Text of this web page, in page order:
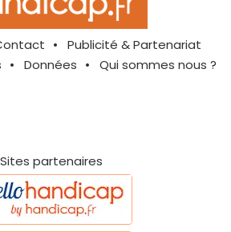
Publicité & Partenariat
Données Qui sommes nous ?
Sites partenaires